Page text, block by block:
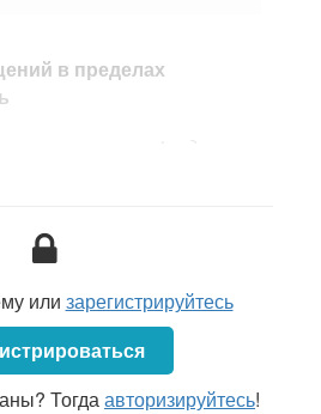
в пределах
организации независимо от
за исключением бюджетных
получающих
приравнены по оплате
бюджетных организаций,
организации), при
в пределах Республики
или зарегистрируйтесь
Тогдаавторизируйтесь!